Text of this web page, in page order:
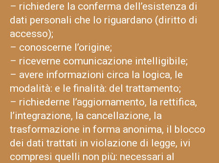
– richiedere la conferma dell’esistenza di
dati personali che lo riguardano (diritto di
accesso);
– conoscerne l’origine;
– riceverne comunicazione intelligibile;
– avere informazioni circa la logica, le
modalità: e le finalità: del trattamento;
– richiederne l’aggiornamento, la rettifica,
l’integrazione, la cancellazione, la
trasformazione in forma anonima, il blocco
dei dati trattati in violazione di legge, ivi
compresi quelli non più: necessari al